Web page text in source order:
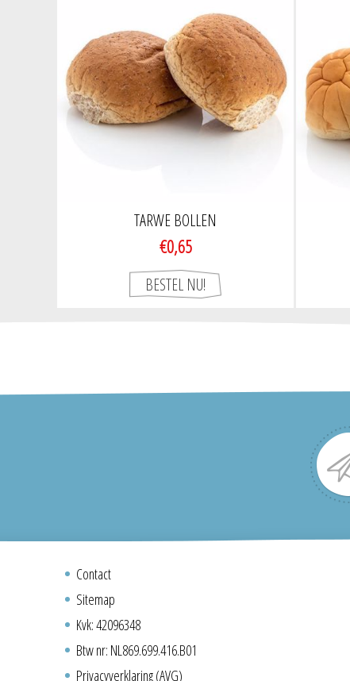
TARWE BOLLEN
€0,65
Contact
Sitemap
Kvk: 42096348
Btw nr: NL869.699.416.B01
Privacyverklaring (AVG)